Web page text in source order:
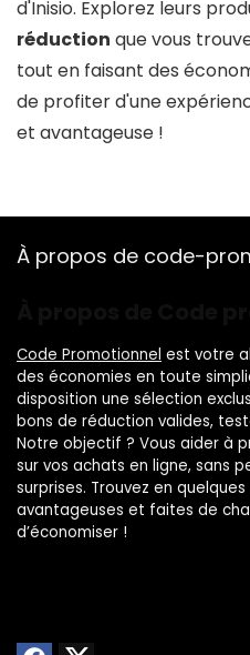
d'Inisio. Explorez leurs
réduction que vous
tout en faisant des
de profiter d'une
et avantageuse !
À propos de code-
Code Promotionnel est votre
des économies en toute
disposition une sélection
bons de réduction valides,
Notre objectif ? Vous aider à
sur vos achats en ligne, sans
surprises. Trouvez en
avantageuses et faites de
d’économiser !